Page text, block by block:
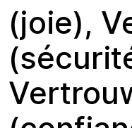
(joie),